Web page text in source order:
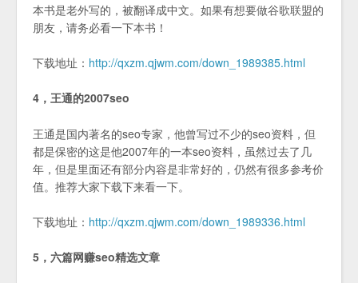
本书是老外写的，被翻译成中文。如果有想要做谷歌联盟的
朋友，请务必看一下本书！
下载地址： http://qxzm.qjwm.com/down_1989385.html
4，王通的2007seo
王通是国内著名的seo专家，他曾写过不少的seo资料，但
都是保密的这是他2007年的一本seo资料，虽然过去了几
年，但是里面还有部分内容是非常好的，仍然有很多参考价
值。推荐大家下载下来看一下。
下载地址： http://qxzm.qjwm.com/down_1989336.html
5，六篇网赚seo精选文章